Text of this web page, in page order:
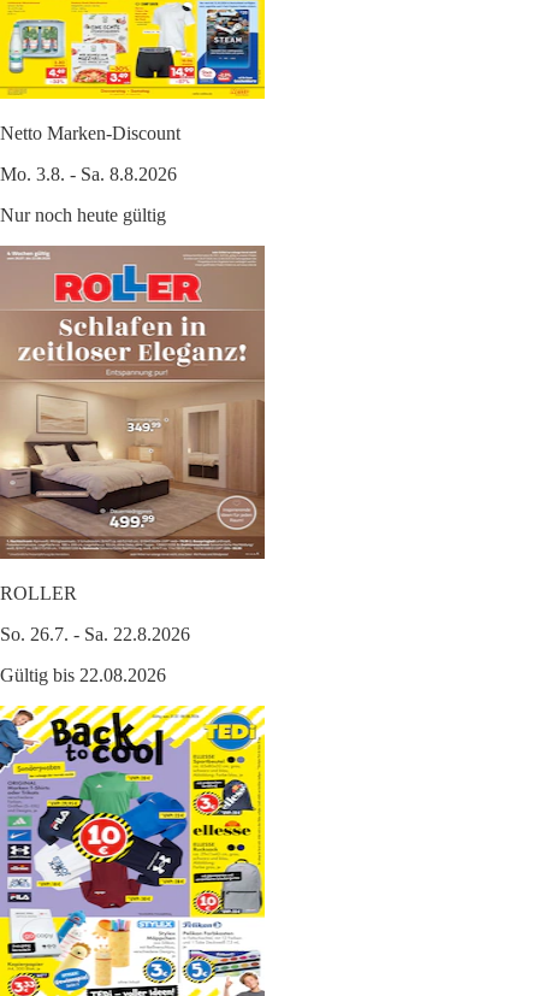
Netto Marken-Discount
Mo. 3.8. - Sa. 8.8.2026
Nur noch heute gültig
ROLLER
So. 26.7. - Sa. 22.8.2026
Gültig bis 22.08.2026